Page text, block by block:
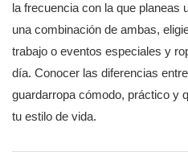
la frecuencia con la que planeas
una combinación de ambas,
trabajo o eventos especiales y
día. Conocer las diferencias
guardarropa cómodo, práctico y
tu estilo de vida.